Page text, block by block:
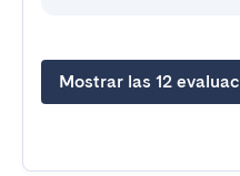
Mostrar las 12